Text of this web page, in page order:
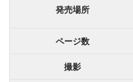
発売場所
ページ数
撮影